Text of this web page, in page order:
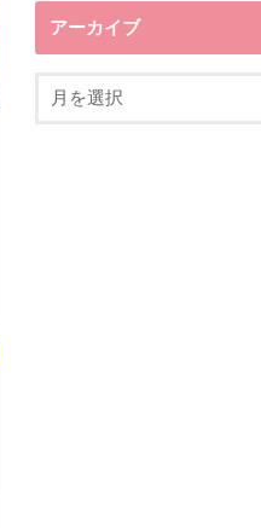
アーカイブ